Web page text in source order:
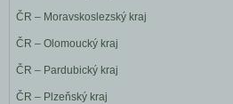
ČR – Moravskoslezský kraj
ČR – Olomoucký kraj
ČR – Pardubický kraj
ČR – Plzeňský kraj